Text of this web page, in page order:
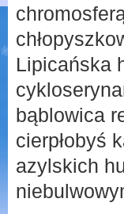
Lipicańska
bąblowica
cierpłobyś
azylskich